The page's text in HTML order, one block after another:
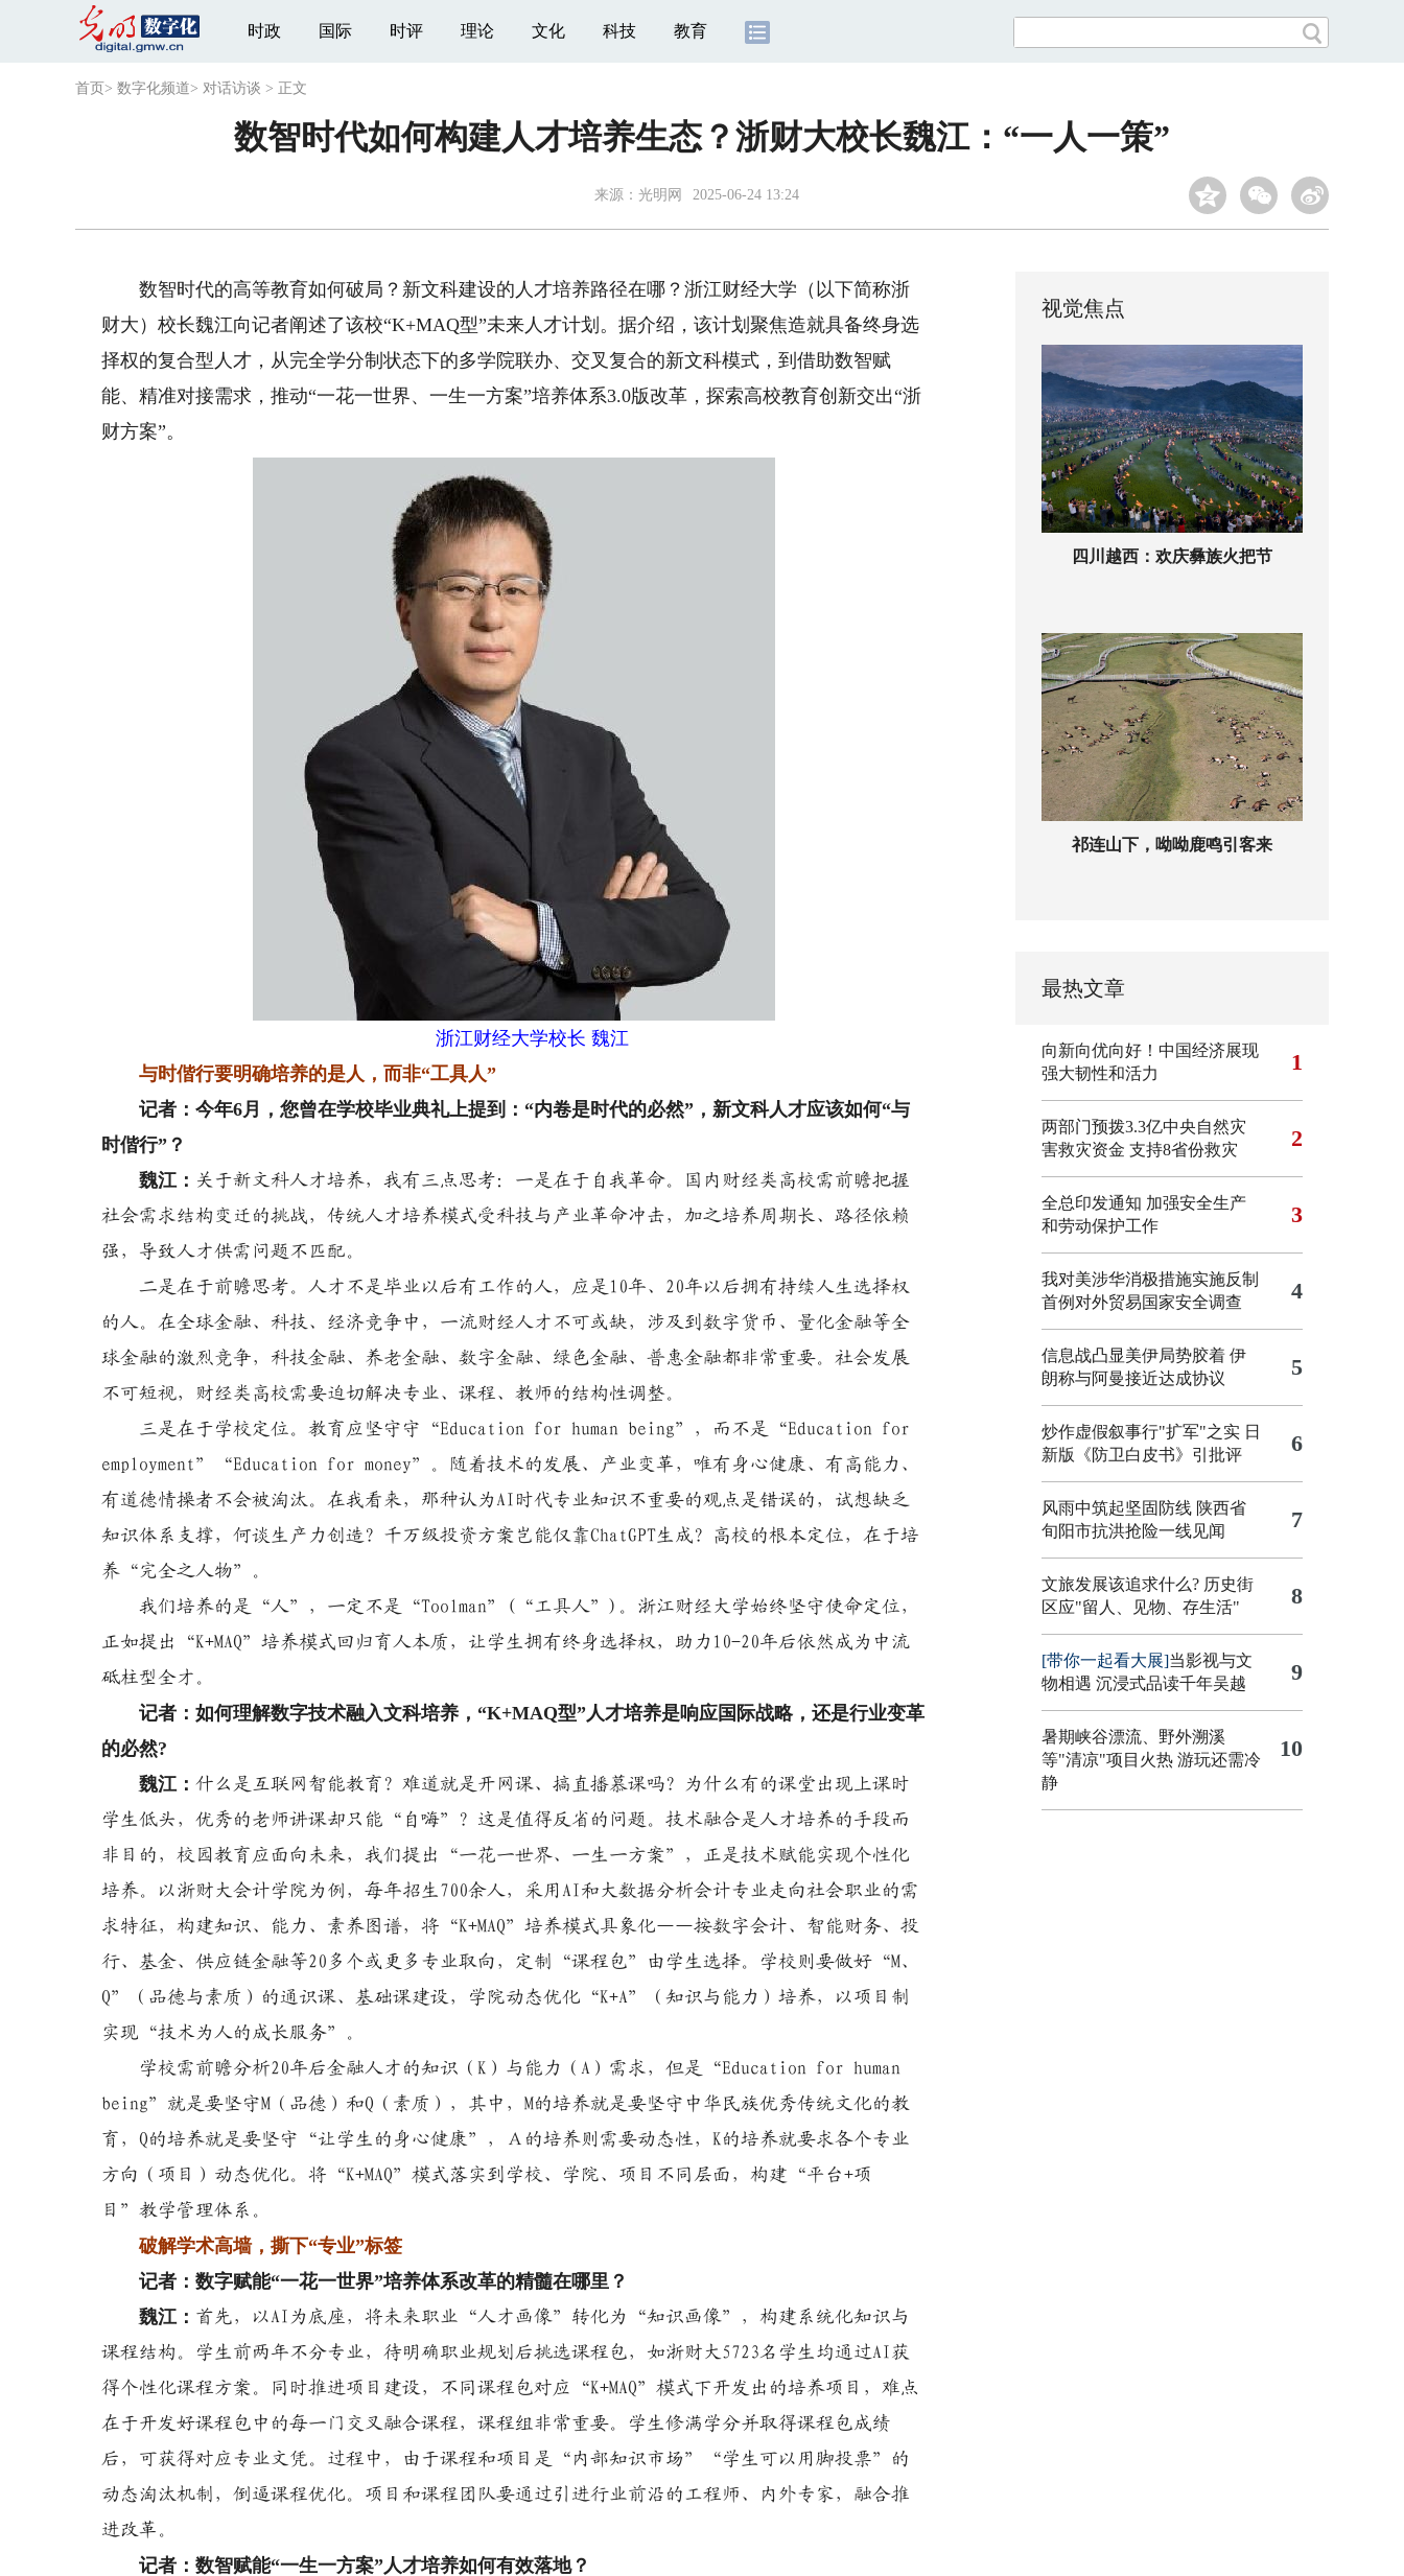
时政 国际 时评 理论 文化 科技 教育
首页 > 数字化频道> 对话访谈 > 正文
数智时代如何构建人才培养生态？浙财大校长魏江：“一人一策”
来源： 光明网 2025-06-24 13:24
数智时代的高等教育如何破局？新文科建设的人才培养路径在哪？浙江财经大学（以下简称浙
财大）校长魏江向记者阐述了该校“K+MAQ型”未来人才计划。据介绍，该计划聚焦造就具备终身选
择权的复合型人才，从完全学分制状态下的多学院联办、交叉复合的新文科模式，到借助数智赋
能、精准对接需求，推动“一花一世界、一生一方案”培养体系3.0版改革，探索高校教育创新交出“浙
财方案”。
浙江财经大学校长 魏江
与时偕行要明确培养的是人，而非“工具人”
记者：今年6月，您曾在学校毕业典礼上提到：“内卷是时代的必然”，新文科人才应该如何“与
时偕行”？
魏江： 关于新文科人才培养，我有三点思考：一是在于自我革命。国内财经类高校需前瞻把握
社会需求结构变迁的挑战，传统人才培养模式受科技与产业革命冲击，加之培养周期长、路径依赖
强，导致人才供需问题不匹配。
二是在于前瞻思考。人才不是毕业以后有工作的人，应是10年、20年以后拥有持续人生选择权
的人。在全球金融、科技、经济竞争中，一流财经人才不可或缺，涉及到数字货币、量化金融等全
球金融的激烈竞争，科技金融、养老金融、数字金融、绿色金融、普惠金融都非常重要。社会发展
不可短视，财经类高校需要迫切解决专业、课程、教师的结构性调整。
三是在于学校定位。教育应坚守守“Education for human being”，而不是“Education for
employment”“Education for money”。随着技术的发展、产业变革，唯有身心健康、有高能力、
有道德情操者不会被淘汰。在我看来，那种认为AI时代专业知识不重要的观点是错误的，试想缺乏
知识体系支撑，何谈生产力创造？千万级投资方案岂能仅靠ChatGPT生成？高校的根本定位，在于培
养“完全之人物”。
我们培养的是“人”，一定不是“Toolman”(“工具人”)。浙江财经大学始终坚守使命定位，
正如提出“K+MAQ”培养模式回归育人本质，让学生拥有终身选择权，助力10-20年后依然成为中流
砥柱型全才。
记者：如何理解数字技术融入文科培养，“K+MAQ型”人才培养是响应国际战略，还是行业变革
的必然?
魏江：什么是互联网智能教育？难道就是开网课、搞直播慕课吗？为什么有的课堂出现上课时
学生低头，优秀的老师讲课却只能“自嗨”？这是值得反省的问题。技术融合是人才培养的手段而
非目的，校园教育应面向未来，我们提出“一花一世界、一生一方案”，正是技术赋能实现个性化
培养。以浙财大会计学院为例，每年招生700余人，采用AI和大数据分析会计专业走向社会职业的需
求特征，构建知识、能力、素养图谱，将“K+MAQ”培养模式具象化——按数字会计、智能财务、投
行、基金、供应链金融等20多个或更多专业取向，定制“课程包”由学生选择。学校则要做好“M、
Q”（品德与素质）的通识课、基础课建设，学院动态优化“K+A”（知识与能力）培养，以项目制
实现“技术为人的成长服务”。
学校需前瞻分析20年后金融人才的知识（K）与能力（A）需求，但是“Education for human
being”就是要坚守M（品德）和Q（素质）， 其中，M的培养就是要坚守中华民族优秀传统文化的教
育，Q的培养就是要坚守“让学生的身心健康”，Ａ的培养则需要动态性，K的培养就要求各个专业
方向（项目）动态优化。将“K+MAQ”模式落实到学校、学院、项目不同层面，构建“平台+项
目”教学管理体系。
破解学术高墙，撕下“专业”标签
记者：数字赋能“一花一世界”培养体系改革的精髓在哪里？
魏江： 首先，以AI为底座，将未来职业“人才画像”转化为“知识画像”，构建系统化知识与
课程结构。学生前两年不分专业，待明确职业规划后挑选课程包，如浙财大5723名学生均通过AI获
得个性化课程方案。同时推进项目建设，不同课程包对应“K+MAQ”模式下开发出的培养项目，难点
在于开发好课程包中的每一门交叉融合课程，课程组非常重要。学生修满学分并取得课程包成绩
后，可获得对应专业文凭。过程中，由于课程和项目是“内部知识市场”“学生可以用脚投票”的
动态淘汰机制，倒逼课程优化。项目和课程团队要通过引进行业前沿的工程师、内外专家，融合推
进改革。
记者：数智赋能“一生一方案”人才培养如何有效落地？
视觉焦点
四川越西：欢庆彝族火把节
祁连山下，呦呦鹿鸣引客来
最热文章
向新向优向好！中国经济展现
强大韧性和活力
1
两部门预拨3.3亿中央自然灾
害救灾资金 支持8省份救灾
2
全总印发通知 加强安全生产
和劳动保护工作
3
我对美涉华消极措施实施反制
首例对外贸易国家安全调查
4
信息战凸显美伊局势胶着 伊
朗称与阿曼接近达成协议
5
炒作虚假叙事行"扩军"之实 日
新版《防卫白皮书》引批评
6
风雨中筑起坚固防线 陕西省
旬阳市抗洪抢险一线见闻
7
文旅发展该追求什么? 历史街
区应"留人、见物、存生活"
8
[带你一起看大展]当影视与文
物相遇 沉浸式品读千年吴越
9
暑期峡谷漂流、野外溯溪
等"清凉"项目火热 游玩还需冷
静
10